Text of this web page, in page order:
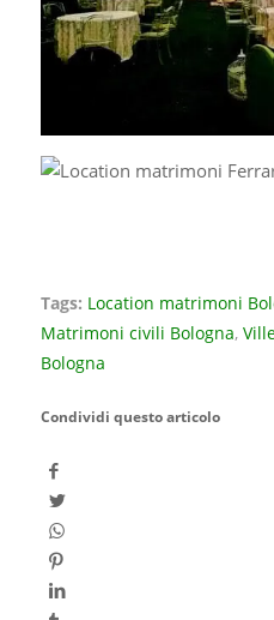
Tags: Location matrimoni
Matrimoni civili Bologna,
Bologna
Condividi questo articolo